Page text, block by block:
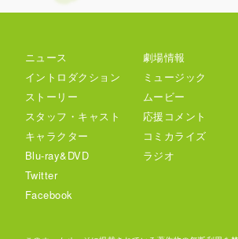
ニュース
イントロダクション
ストーリー
スタッフ・キャスト
キャラクター
Blu-ray&DVD
Twitter
Facebook
劇場情報
ミュージック
ムービー
応援コメント
コミカライズ
ラジオ